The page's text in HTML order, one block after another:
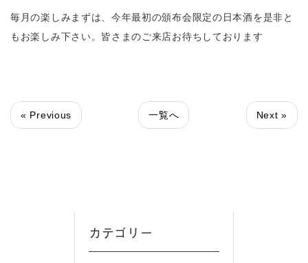
毎月の楽しみまずは、今年最初の頒布会限定の日本酒を是非と
もお楽しみ下さい。皆さまのご来店お待ちしております
« Previous 一覧へ Next »
カテゴリー